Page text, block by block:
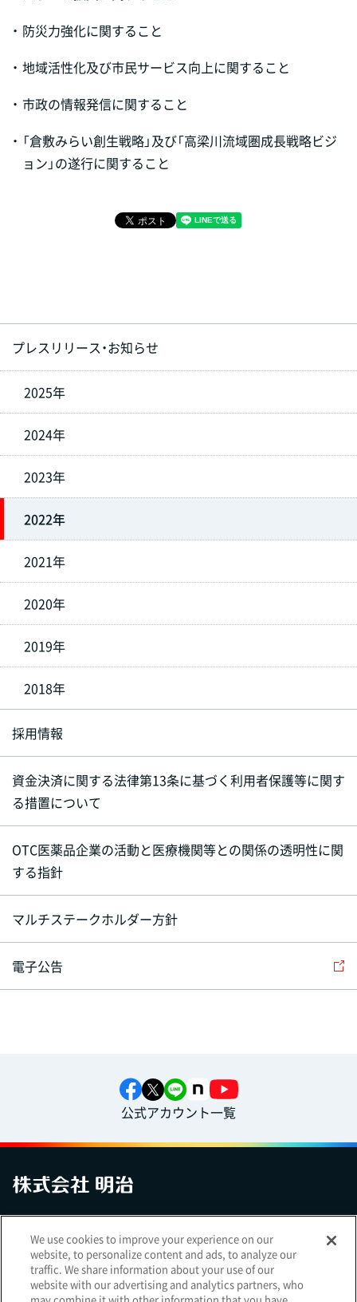
・ 防災力強化に関すること
・ 地域活性化及び市民サービス向上に関すること
・ 市政の情報発信に関すること
・ 「倉敷みらい創生戦略」及び「高梁川流域圏成長戦略ビジ
ョン」の遂行に関すること
プレスリリース・お知らせ
2025年
2024年
2023年
2022年
2021年
2020年
2019年
2018年
採用情報
資金決済に関する法律第13条に基づく利用者保護等に関す
る措置について
OTC医薬品企業の活動と医療機関等との関係の透明性に関
する指針
マルチステークホルダー方針
電子公告
公式アカウント一覧
アクセシビリティへの対応方針ご利用規約明治グループのDX
Cookie Settings
We use cookies to improve your experience on our
website, to personalize content and ads, to analyze our
traffic. We share information about your use of our
website with our advertising and analytics partners, who